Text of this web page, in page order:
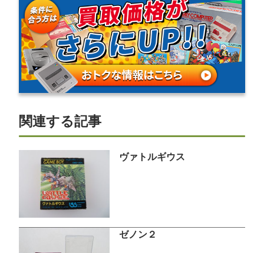
関連する記事
ヴァトルギウス
ゼノン２